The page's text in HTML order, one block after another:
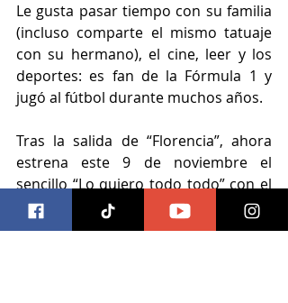
Le gusta pasar tiempo con su familia
(incluso comparte el mismo tatuaje
con su hermano), el cine, leer y los
deportes: es fan de la Fórmula 1 y
jugó al fútbol durante muchos años.
Tras la salida de “Florencia”, ahora
estrena este 9 de noviembre el
sencillo “Lo quiero todo todo” con el
que Héctor, está disfrutando de cada
logro en su carrera a la que no pone